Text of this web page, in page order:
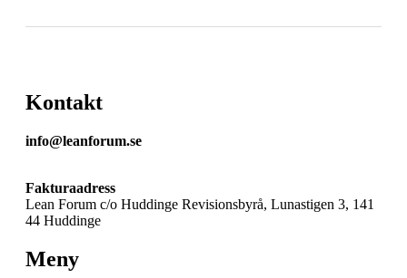
Kontakt
info@leanforum.se
Fakturaadress
Lean Forum c/o Huddinge Revisionsbyrå, Lunastigen 3, 141
44 Huddinge
Meny